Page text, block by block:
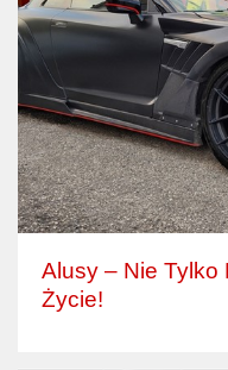
Alusy – Nie Tylko
Życie!